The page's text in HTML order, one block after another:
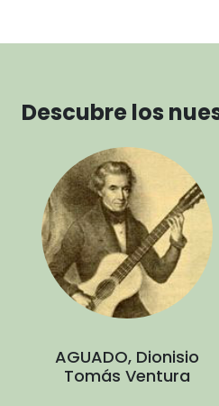
Descubre los
AGUADO, Dionisio
Tomás Ventura